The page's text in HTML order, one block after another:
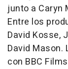
junto a Caryn
Entre los
David Kosse,
David
con BBC